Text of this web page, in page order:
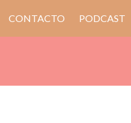
CONTACTO PODCAST